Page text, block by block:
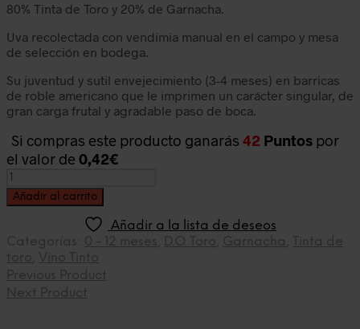
80% Tinta de Toro y 20% de Garnacha.
Uva recolectada con vendimia manual en el campo y mesa
de selección en bodega.
Su juventud y sutil envejecimiento (3-4 meses) en barricas
de roble americano que le imprimen un carácter singular, de
gran carga frutal y agradable paso de boca.
Si compras este producto ganarás 42 Puntos por
el valor de 0,42€
Liberalia
2
cantidad
Añadir al carrito
Añadir a la lista de deseos
Categorías: 0 - 12 meses D.O. Toro Garnacha
Tinta de
toro
Vino Tinto
Previous Product
Next Product